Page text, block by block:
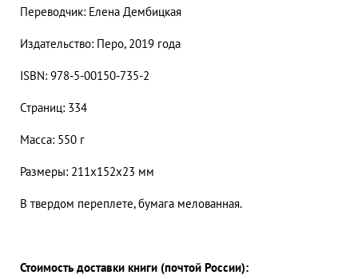
Переводчик: Елена Дембицкая
Издательство: Перо, 2019 года
ISBN: 978-5-00150-735-2
Страниц: 334
Масса: 550 г
Размеры: 211x152x23 мм
В твердом переплете, бумага мелованная.
Стоимость доставки книги (почтой России):